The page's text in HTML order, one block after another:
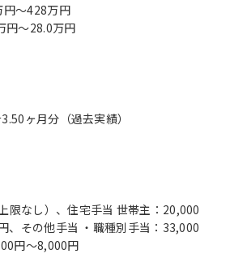
円〜428万円
円〜28.0万円
ヶ月分（過去実績）
限なし）、住宅手当 世帯主：20,000
、その他手当 ・職種別手当：33,000
円～8,000円